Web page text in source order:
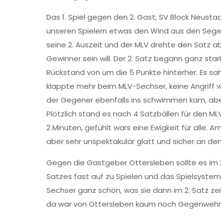
Das 1. Spiel gegen den 2. Gast, SV Block
unseren Spielern etwas den Wind aus den
seine 2. Auszeit und der MLV drehte den Satz
Gewinner sein will. Der 2. Satz begann ganz
Rückstand von um die 5 Punkte hinterher. Es
klappte mehr beim MLV-Sechser, keine Angriff
der Gegener ebenfalls ins schwimmen kam,
Plötzlich stand es nach 4 Satzbällen für den
2 Minuten, gefühlt wars eine Ewigkeit für alle.
aber sehr unspektakulär glatt und sicher an
Gegen die Gastgeber Ottersleben sollte es im
Satzes fast auf zu Spielen und das
Sechser ganz schön, was sie dann im 2. Satz
da war von Ottersleben kaum noch